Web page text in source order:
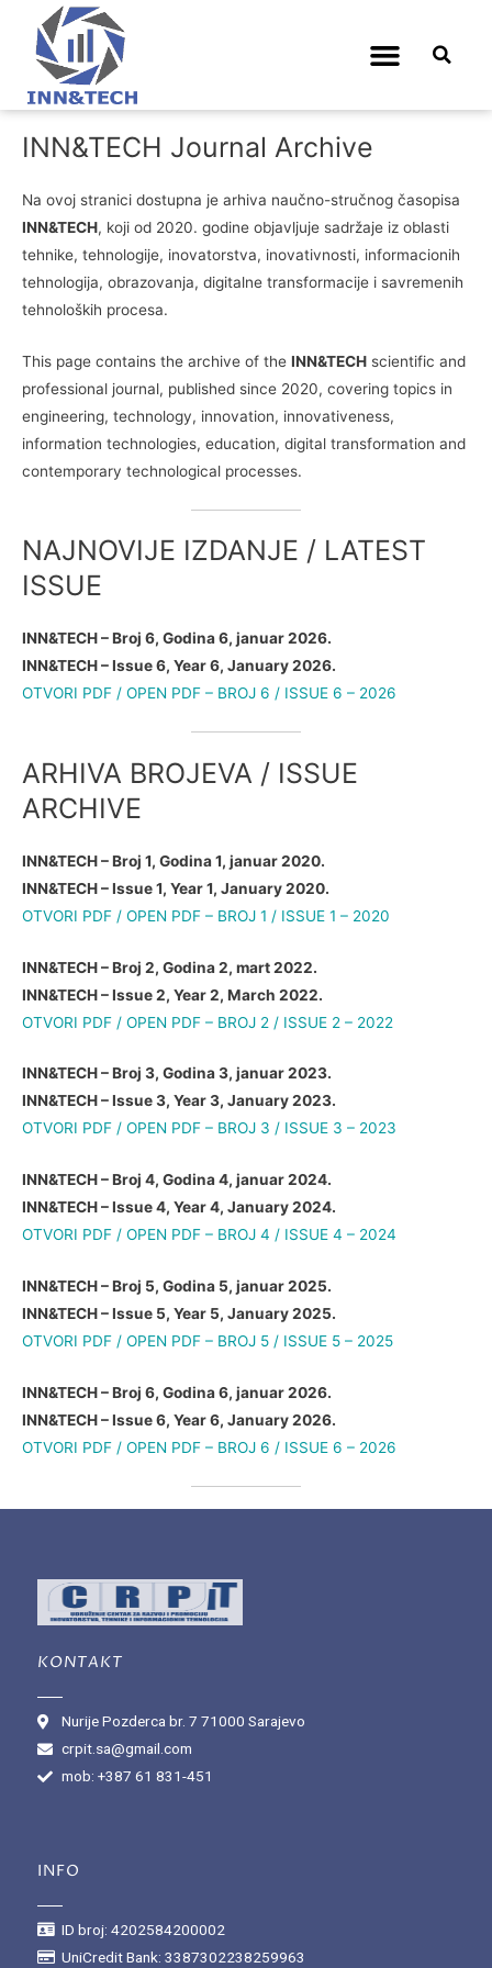
Arhiva časopisa
INN&TECH Journal Archive
Na ovoj stranici dostupna je arhiva naučno-stručnog časopisa
INN&TECH, koji od 2020. godine objavljuje sadržaje iz oblasti
tehnike, tehnologije, inovatorstva, inovativnosti, informacionih
tehnologija, obrazovanja, digitalne transformacije i savremenih
tehnoloških procesa.
This page contains the archive of the INN&TECH scientific and
professional journal, published since 2020, covering topics in
engineering, technology, innovation, innovativeness,
information technologies, education, digital transformation and
contemporary technological processes.
NAJNOVIJE IZDANJE / LATEST
ISSUE
INN&TECH – Broj 6, Godina 6, januar 2026.
INN&TECH – Issue 6, Year 6, January 2026.
OTVORI PDF / OPEN PDF – BROJ 6 / ISSUE 6 – 2026
ARHIVA BROJEVA / ISSUE
ARCHIVE
INN&TECH – Broj 1, Godina 1, januar 2020.
INN&TECH – Issue 1, Year 1, January 2020.
OTVORI PDF / OPEN PDF – BROJ 1 / ISSUE 1 – 2020
INN&TECH – Broj 2, Godina 2, mart 2022.
INN&TECH – Issue 2, Year 2, March 2022.
OTVORI PDF / OPEN PDF – BROJ 2 / ISSUE 2 – 2022
INN&TECH – Broj 3, Godina 3, januar 2023.
INN&TECH – Issue 3, Year 3, January 2023.
OTVORI PDF / OPEN PDF – BROJ 3 / ISSUE 3 – 2023
INN&TECH – Broj 4, Godina 4, januar 2024.
INN&TECH – Issue 4, Year 4, January 2024.
OTVORI PDF / OPEN PDF – BROJ 4 / ISSUE 4 – 2024
INN&TECH – Broj 5, Godina 5, januar 2025.
INN&TECH – Issue 5, Year 5, January 2025.
OTVORI PDF / OPEN PDF – BROJ 5 / ISSUE 5 – 2025
INN&TECH – Broj 6, Godina 6, januar 2026.
INN&TECH – Issue 6, Year 6, January 2026.
OTVORI PDF / OPEN PDF – BROJ 6 / ISSUE 6 – 2026
KONTAKT
Nurije Pozderca br. 7 71000 Sarajevo
crpit.sa@gmail.com
mob: +387 61 831-451
INFO
ID broj: 4202584200002
UniCredit Bank: 3387302238259963